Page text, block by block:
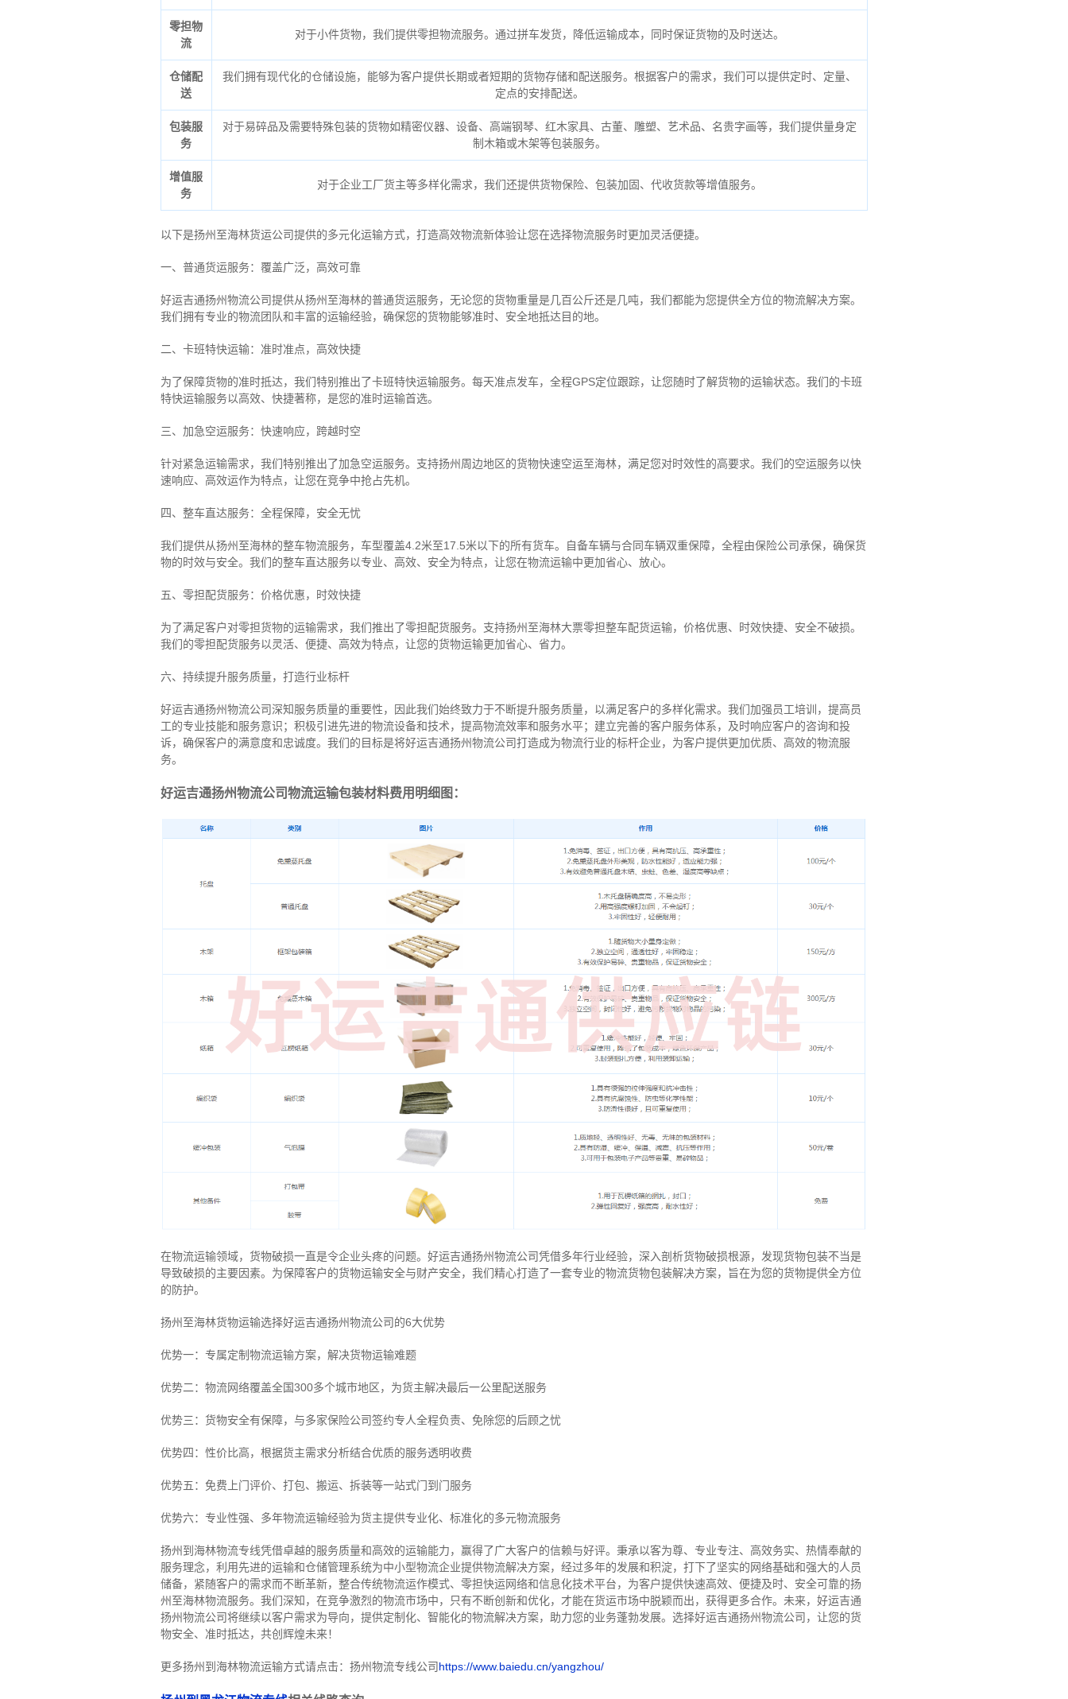
零担物
流
对于小件货物，我们提供零担物流服务。通过拼车发货，降低运输成本，同时保证货物的及时送达。
仓储配
送
我们拥有现代化的仓储设施，能够为客户提供长期或者短期的货物存储和配送服务。根据客户的需求，我们可以提供定时、定量、
定点的安排配送。
包装服
务
对于易碎品及需要特殊包装的货物如精密仪器、设备、高端钢琴、红木家具、古董、雕塑、艺术品、名贵字画等，我们提供量身定
制木箱或木架等包装服务。
增值服
务
对于企业工厂货主等多样化需求，我们还提供货物保险、包装加固、代收货款等增值服务。
以下是扬州至海林货运公司提供的多元化运输方式，打造高效物流新体验让您在选择物流服务时更加灵活便捷。
一、普通货运服务：覆盖广泛，高效可靠
好运吉通扬州物流公司提供从扬州至海林的普通货运服务，无论您的货物重量是几百公斤还是几吨，我们都能为您提供全方位的物流解决方案。
我们拥有专业的物流团队和丰富的运输经验，确保您的货物能够准时、安全地抵达目的地。
二、卡班特快运输：准时准点，高效快捷
为了保障货物的准时抵达，我们特别推出了卡班特快运输服务。每天准点发车，全程GPS定位跟踪，让您随时了解货物的运输状态。我们的卡班
特快运输服务以高效、快捷著称，是您的准时运输首选。
三、加急空运服务：快速响应，跨越时空
针对紧急运输需求，我们特别推出了加急空运服务。支持扬州周边地区的货物快速空运至海林，满足您对时效性的高要求。我们的空运服务以快
速响应、高效运作为特点，让您在竞争中抢占先机。
四、整车直达服务：全程保障，安全无忧
我们提供从扬州至海林的整车物流服务，车型覆盖4.2米至17.5米以下的所有货车。自备车辆与合同车辆双重保障，全程由保险公司承保，确保货
物的时效与安全。我们的整车直达服务以专业、高效、安全为特点，让您在物流运输中更加省心、放心。
五、零担配货服务：价格优惠，时效快捷
为了满足客户对零担货物的运输需求，我们推出了零担配货服务。支持扬州至海林大票零担整车配货运输，价格优惠、时效快捷、安全不破损。
我们的零担配货服务以灵活、便捷、高效为特点，让您的货物运输更加省心、省力。
六、持续提升服务质量，打造行业标杆
好运吉通扬州物流公司深知服务质量的重要性，因此我们始终致力于不断提升服务质量，以满足客户的多样化需求。我们加强员工培训，提高员
工的专业技能和服务意识；积极引进先进的物流设备和技术，提高物流效率和服务水平；建立完善的客户服务体系，及时响应客户的咨询和投
诉，确保客户的满意度和忠诚度。我们的目标是将好运吉通扬州物流公司打造成为物流行业的标杆企业，为客户提供更加优质、高效的物流服
务。
好运吉通扬州物流公司物流运输包装材料费用明细图：
在物流运输领域，货物破损一直是令企业头疼的问题。好运吉通扬州物流公司凭借多年行业经验，深入剖析货物破损根源，发现货物包装不当是
导致破损的主要因素。为保障客户的货物运输安全与财产安全，我们精心打造了一套专业的物流货物包装解决方案，旨在为您的货物提供全方位
的防护。
扬州至海林货物运输选择好运吉通扬州物流公司的6大优势
优势一：专属定制物流运输方案，解决货物运输难题
优势二：物流网络覆盖全国300多个城市地区，为货主解决最后一公里配送服务
优势三：货物安全有保障，与多家保险公司签约专人全程负责、免除您的后顾之忧
优势四：性价比高，根据货主需求分析结合优质的服务透明收费
优势五：免费上门评价、打包、搬运、拆装等一站式门到门服务
优势六：专业性强、多年物流运输经验为货主提供专业化、标准化的多元物流服务
扬州到海林物流专线凭借卓越的服务质量和高效的运输能力，赢得了广大客户的信赖与好评。 秉承以客为尊、专业专注、高效务实、热情奉献的
服务理念，利用先进的运输和仓储管理系统为中小型物流企业提供物流解决方案，经过多年的发展和积淀，打下了坚实的网络基础和强大的人员
储备，紧随客户的需求而不断革新，整合传统物流运作模式、零担快运网络和信息化技术平台，为客户提供快速高效、便捷及时、安全可靠的扬
州至海林物流服务。 我们深知，在竞争激烈的物流市场中，只有不断创新和优化，才能在货运市场中脱颖而出，获得更多合作。 未来，好运吉通
扬州物流公司将继续以客户需求为导向，提供定制化、智能化的物流解决方案，助力您的业务蓬勃发展。选择好运吉通扬州物流公司，让您的货
物安全、准时抵达，共创辉煌未来！
更多扬州到海林物流运输方式请点击：扬州物流专线公司https://www.baiedu.cn/yangzhou/